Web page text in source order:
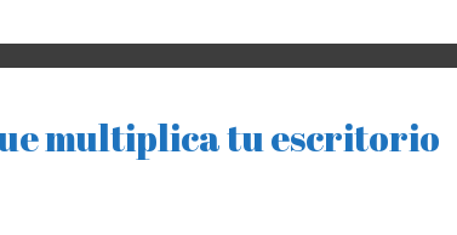
multiplica tu escritorio